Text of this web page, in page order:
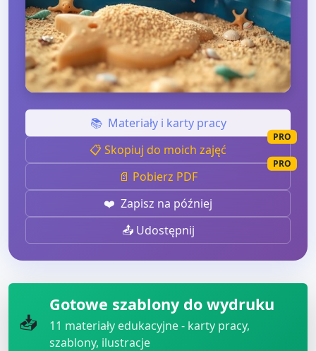
📚 Materiały i karty pracy
📋 Skopiuj do moich zajęć
PRO
📄 Pobierz PDF
PRO
❤️ Zapisz na później
📤 Udostępnij
📥
Gotowe szablony do wydruku
11 materiały edukacyjne - karty pracy,
szablony, ilustracje